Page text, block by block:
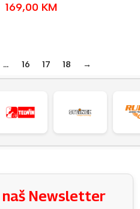
169,00 KM
… 16 17 18 →
naš Newsletter